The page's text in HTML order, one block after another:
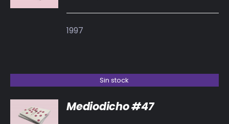
/
1997
Sin stock
DETALLES
Mediodicho #47